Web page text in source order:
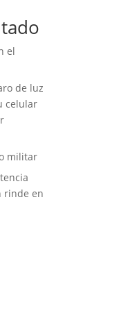
el
de luz
celular
militar
rinde en